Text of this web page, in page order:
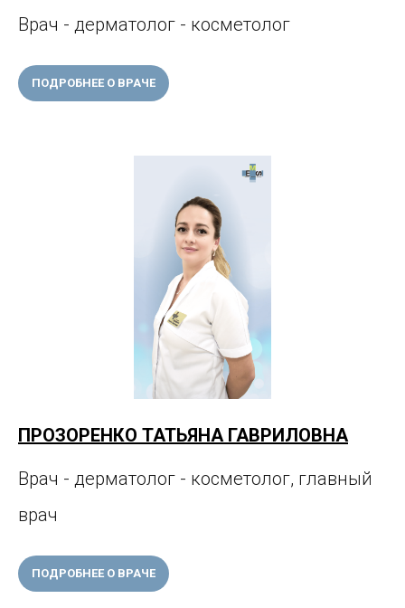
Врач - дерматолог - косметолог
ПОДРОБНЕЕ О ВРАЧЕ
ПРОЗОРЕНКО ТАТЬЯНА ГАВРИЛОВНА
Врач - дерматолог - косметолог, главный
врач
ПОДРОБНЕЕ О ВРАЧЕ